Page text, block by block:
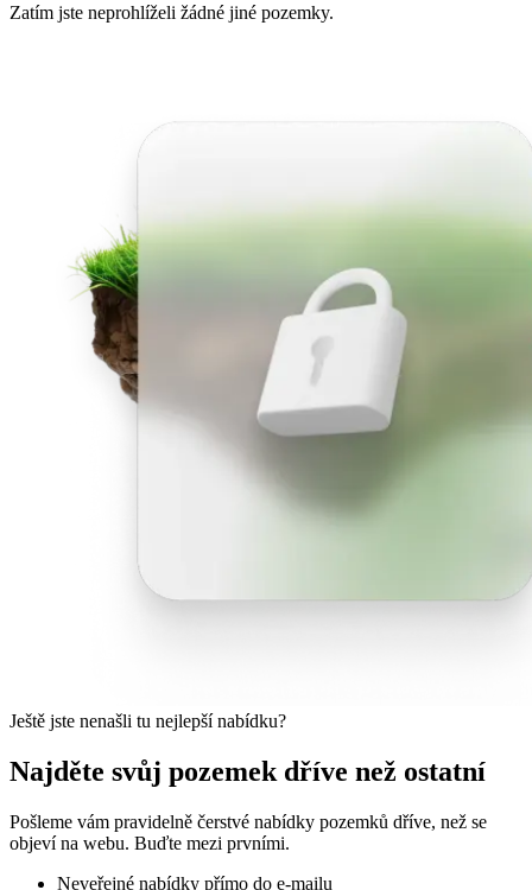
Zatím jste neprohlíželi žádné jiné pozemky.
Ještě jste nenašli tu nejlepší nabídku?
Najděte svůj pozemek dříve než ostatní
Pošleme vám pravidelně čerstvé nabídky pozemků dříve, než se
objeví na webu. Buďte mezi prvními.
Neveřejné nabídky přímo do e-mailu